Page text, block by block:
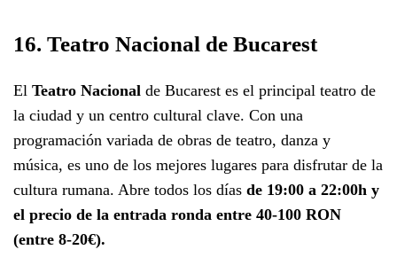
16. Teatro Nacional de Bucarest
El Teatro Nacional de Bucarest es el principal teatro de
la ciudad y un centro cultural clave. Con una
programación variada de obras de teatro, danza y
música, es uno de los mejores lugares para disfrutar de la
cultura rumana. Abre todos los días de 19:00 a 22:00h y
el precio de la entrada ronda entre 40-100 RON
(entre 8-20€).